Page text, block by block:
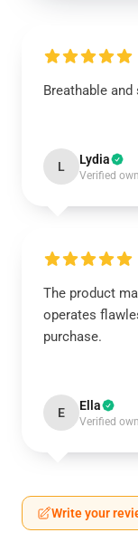
Breathable
L Lydia
Verified
The product
operates
purchase.
E Ella
Verified
Write your